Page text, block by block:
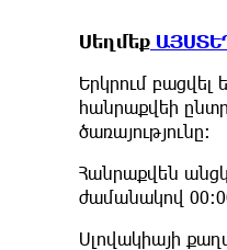
Սեղմեք
Երկրում բացվել
հանրաքվեի
ծառայությունը։
Հանրաքվեն
ժամանակով
Սլովակիայի